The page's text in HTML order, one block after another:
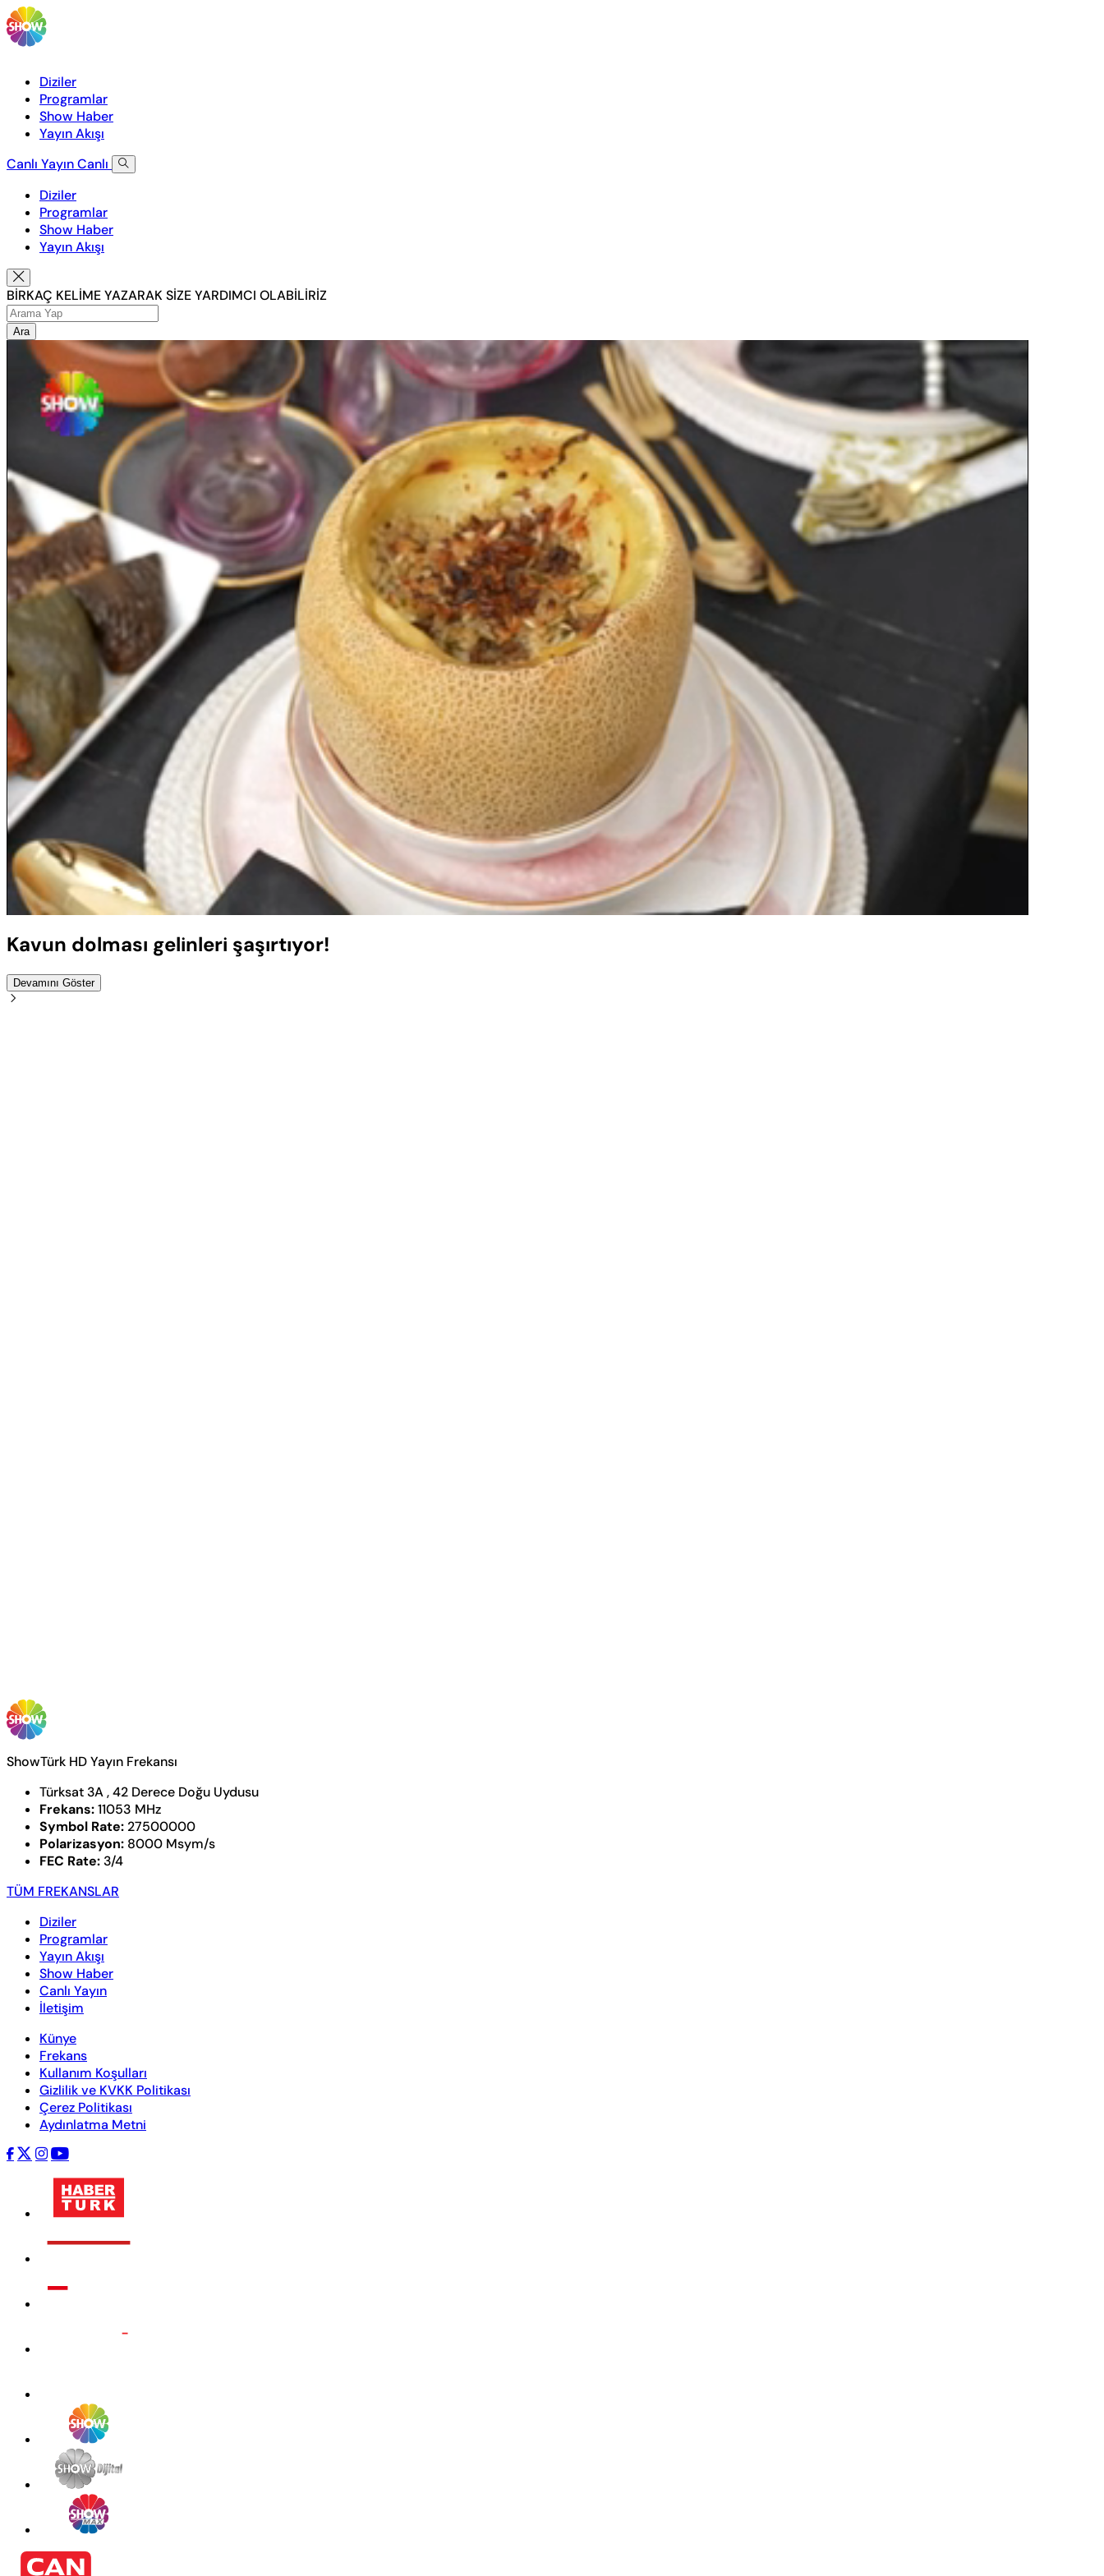
Diziler
Programlar
Show Haber
Yayın Akışı
Canlı YayınCanlı
Diziler
Programlar
Show Haber
Yayın Akışı
BİRKAÇ KELİME YAZARAK SİZE YARDIMCI OLABİLİRİZ
Ara
Sesi
Aç
Yüklendi :
Kavun dolması gelinleri şaşırtıyor!
Devamını Göster
ShowTürk HD Yayın Frekansı
Türksat 3A , 42 Derece Doğu Uydusu
Frekans:11053 MHz
Symbol Rate: 27500000
Polarizasyon: 8000 Msym/s
FEC Rate: 3/4
TÜM FREKANSLAR
Diziler
Programlar
Yayın Akışı
Show Haber
Canlı Yayın
İletişim
Künye
Frekans
Kullanım Koşulları
Gizlilik ve KVKK Politikası
Çerez Politikası
Aydınlatma Metni